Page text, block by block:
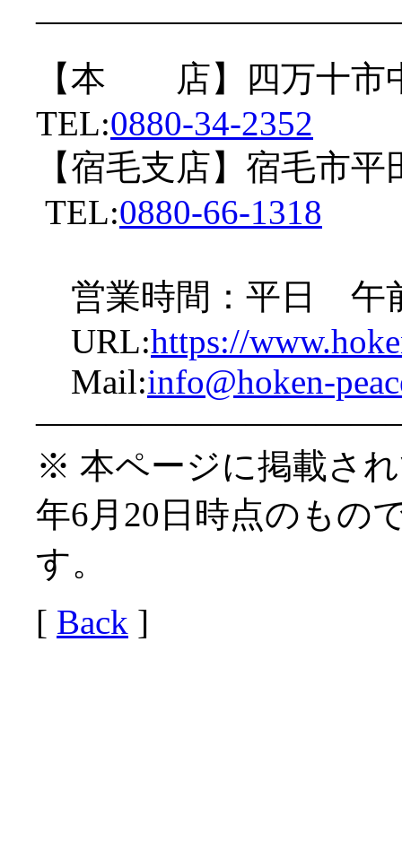
【本 店】四万十市
TEL:0880-34-2352
【宿毛支店】宿毛
TEL:0880-66-1318
営業時間：平日 午
URL:https://
Mail:info@hoken-
※ 本ページに掲載さ
年6月20日時点のもの
す。
[ Back ]